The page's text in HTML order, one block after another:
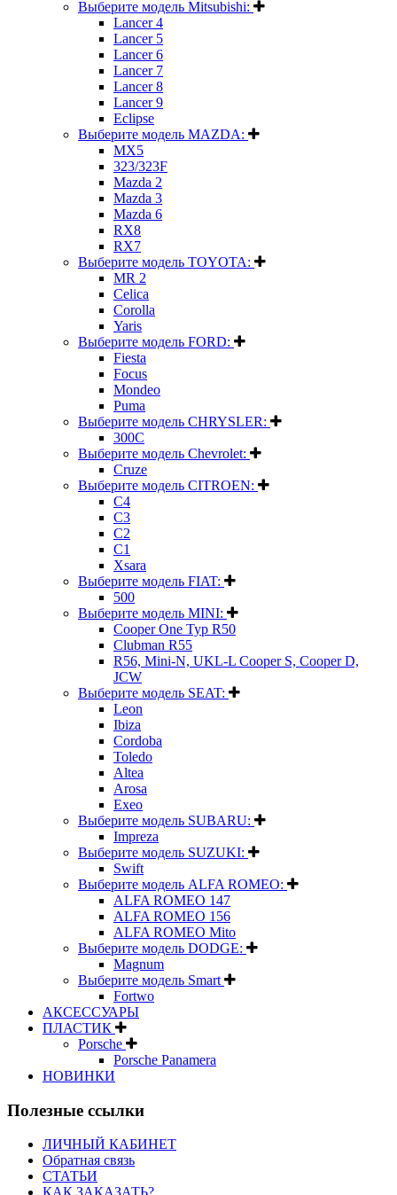
Выберите модель Mitsubishi:
Lancer 4
Lancer 5
Lancer 6
Lancer 7
Lancer 8
Lancer 9
Eclipse
Выберите модель MAZDA:
MX5
323/323F
Mazda 2
Mazda 3
Mazda 6
RX8
RX7
Выберите модель TOYOTA:
MR 2
Celica
Corolla
Yaris
Выберите модель FORD:
Fiesta
Focus
Mondeo
Puma
Выберите модель CHRYSLER:
300C
Выберите модель Chevrolet:
Cruze
Выберите модель CITROEN:
C4
C3
C2
C1
Xsara
Выберите модель FIAT:
500
Выберите модель MINI:
Cooper One Typ R50
Clubman R55
R56, Mini-N, UKL-L Cooper S, Cooper D,
JCW
Выберите модель SEAT:
Leon
Ibiza
Cordoba
Toledo
Altea
Arosa
Exeo
Выберите модель SUBARU:
Impreza
Выберите модель SUZUKI:
Swift
Выберите модель ALFA ROMEO:
ALFA ROMEO 147
ALFA ROMEO 156
ALFA ROMEO Mito
Выберите модель DODGE:
Magnum
Выберите модель Smart
Fortwo
АКСЕССУАРЫ
ПЛАСТИК
Porsche
Porsche Panamera
НОВИНКИ
Полезные ссылки
ЛИЧНЫЙ КАБИНЕТ
Обратная связь
СТАТЬИ